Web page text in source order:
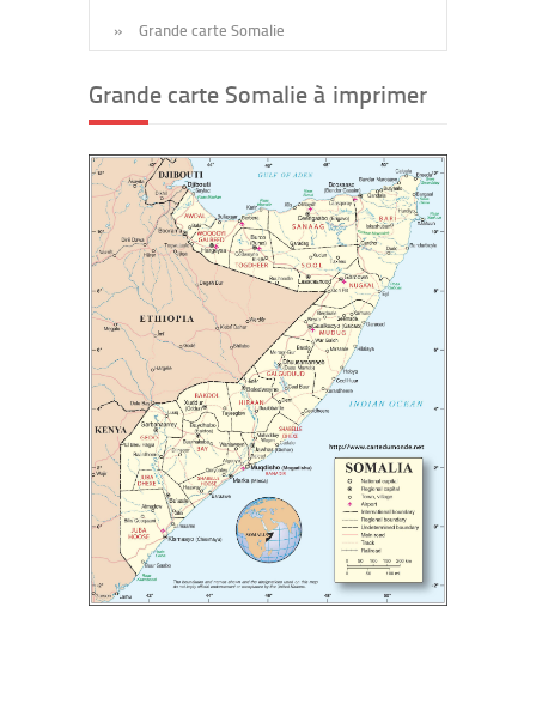
» Grande carte Somalie
Grande carte Somalie à imprimer